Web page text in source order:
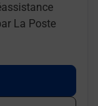
La Poste